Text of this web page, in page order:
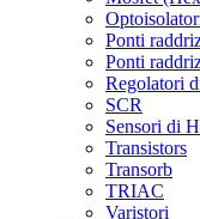
Ponti
Ponti
Regolatori
SCR
Sensori di
Transistors
Transorb
TRIAC
Varistori